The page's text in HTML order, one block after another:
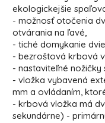
ekologickejšie
- možnosť otočenia
otvárania na ľavé,
- tiché domykanie
- bezroštová krbová
- nastaviteľné nožičky
- vložka vybavená
mm a ovládaním,
- krbová vložka má
sekundárne) -